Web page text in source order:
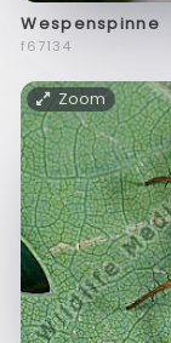
Wespenspinne
f67134
Zoom